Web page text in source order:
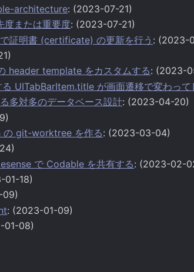
architecture: (2023-07-21)
度または重要度: (2023-07-21)
証明書 (certificate) の更新を行う : (2023-
header template をカスタムする: (2023-
UITabBarItem.title が画面遷移で変わって
多対多のデータベース設計: (2023-04-20)
の git-worktree を作る: (2023-03-04)
で Codable を共有する: (2023-02-
01-18)
09)
: (2023-01-09)
01-08)